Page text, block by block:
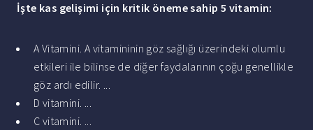
İşte kas gelişimi için kritik öneme sahip 5 vitamin:
A Vitamini. A vitamininin göz sağlığı üzerindeki olumlu
etkileri ile bilinse de diğer faydalarının çoğu genellikle
göz ardı edilir. ...
D vitamini. ...
C vitamini. ...